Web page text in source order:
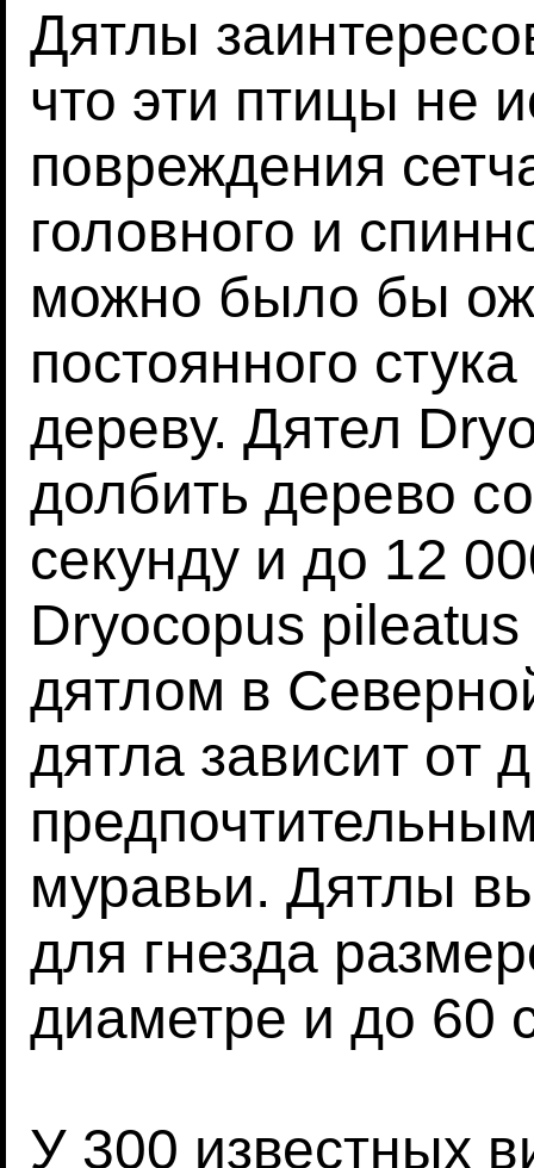
Дятлы
что эти птицы не
повреждения
головного и
можно было бы
постоянного
дереву. Дятел
долбить дерево
секунду и до 12
Dryocopus
дятлом в
дятла зависит от
муравьи. Дятлы
для гнезда
диаметре и до 60
У 300 известных